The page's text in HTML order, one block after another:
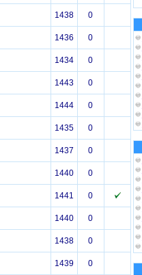
1438
0
1436
0
1434
0
1443
0
1444
0
1435
0
1437
0
1440
0
1441
0
1440
0
1438
0
1439
0